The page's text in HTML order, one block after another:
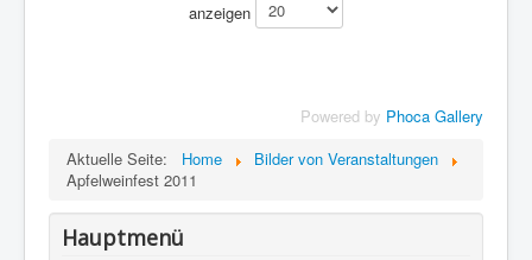
anzeigen
Powered by Phoca Gallery
Aktuelle Seite:
Home
Bilder von Veranstaltungen
Apfelweinfest 2011
Hauptmenü